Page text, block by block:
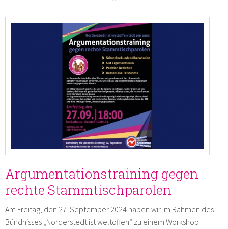
Argumentationstraining gegen
rechte Stammtischparolen
Am Freitag, den 27. September 2024 haben wir im Rahmen des
Bündnisses „Norderstedt ist weltoffen“ zu einem Workshop